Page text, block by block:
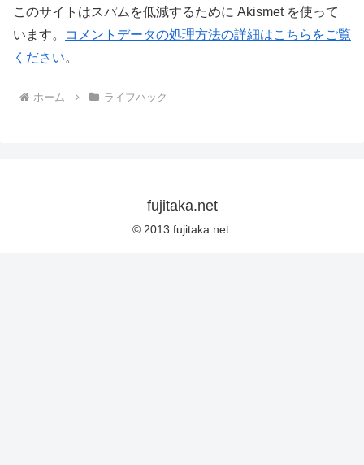
このサイトはスパムを低減するために Akismet を使って
います。
コメントデータの処理方法の詳細はこちらをご覧
ください。
ホーム ライフハック
fujitaka.net
© 2013 fujitaka.net.